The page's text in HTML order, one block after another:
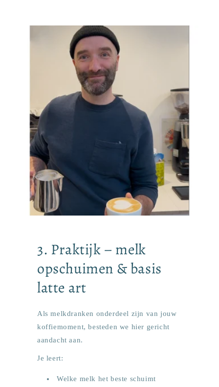
3. Praktijk – melk
opschuimen & basis
latte art
Als melkdranken onderdeel zijn van jouw
koffiemoment, besteden we hier gericht
aandacht aan.
Je leert:
Welke melk het beste schuimt